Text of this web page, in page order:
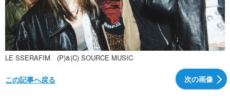
LE SSERAFIM (P)&(C) SOURCE MUSIC
次の画像
この記事へ戻る